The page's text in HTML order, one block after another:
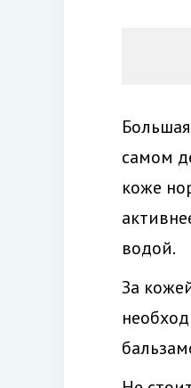
самом
коже
водой.
За